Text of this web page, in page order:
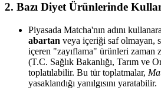
2. Bazı Diyet Ürünlerinde
Piyasada Matcha'nın adını
abartan veya içeriği saf olmayan,
içeren "zayıflama" ürünleri zaman
(T.C. Sağlık Bakanlığı, Tarım ve
toplatılabilir. Bu tür toplatmalar,
yasaklandığı yanılgısını yaratabilir.